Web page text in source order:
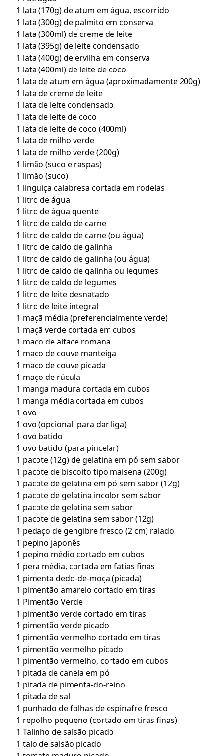
1 lata (170g) de atum em água, escorrido
1 lata (300g) de palmito em conserva
1 lata (300ml) de creme de leite
1 lata (395g) de leite condensado
1 lata (400g) de ervilha em conserva
1 lata (400ml) de leite de coco
1 lata de atum em água (aproximadamente 200g)
1 lata de creme de leite
1 lata de leite condensado
1 lata de leite de coco
1 lata de leite de coco (400ml)
1 lata de milho verde
1 lata de milho verde (200g)
1 limão (suco e raspas)
1 limão (suco)
1 linguiça calabresa cortada em rodelas
1 litro de água
1 litro de água quente
1 litro de caldo de carne
1 litro de caldo de carne (ou água)
1 litro de caldo de galinha
1 litro de caldo de galinha (ou água)
1 litro de caldo de galinha ou legumes
1 litro de caldo de legumes
1 litro de leite desnatado
1 litro de leite integral
1 maçã média (preferencialmente verde)
1 maçã verde cortada em cubos
1 maço de alface romana
1 maço de couve manteiga
1 maço de couve picada
1 maço de rúcula
1 manga madura cortada em cubos
1 manga média cortada em cubos
1 ovo
1 ovo (opcional, para dar liga)
1 ovo batido
1 ovo batido (para pincelar)
1 pacote (12g) de gelatina em pó sem sabor
1 pacote de biscoito tipo maisena (200g)
1 pacote de gelatina em pó sem sabor (12g)
1 pacote de gelatina incolor sem sabor
1 pacote de gelatina sem sabor
1 pacote de gelatina sem sabor (12g)
1 pedaço de gengibre fresco (2 cm) ralado
1 pepino japonês
1 pepino médio cortado em cubos
1 pera média, cortada em fatias finas
1 pimenta dedo-de-moça (picada)
1 pimentão amarelo cortado em tiras
1 Pimentão Verde
1 pimentão verde cortado em tiras
1 pimentão verde picado
1 pimentão vermelho cortado em tiras
1 pimentão vermelho picado
1 pimentão vermelho, cortado em cubos
1 pitada de canela em pó
1 pitada de pimenta-do-reino
1 pitada de sal
1 punhado de folhas de espinafre fresco
1 repolho pequeno (cortado em tiras finas)
1 Talinho de salsão picado
1 talo de salsão picado